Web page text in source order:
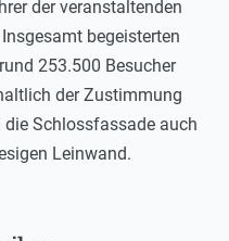
der veranstaltenden
Insgesamt begeisterten
253.500 Besucher
der Zustimmung
Schlossfassade auch
Leinwand.